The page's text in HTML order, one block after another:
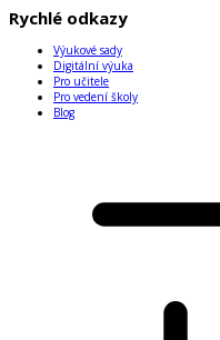
Rychlé odkazy
Výukové sady
Digitální výuka
Pro učitele
Pro vedení školy
Blog